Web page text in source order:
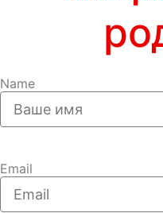
Name
Email